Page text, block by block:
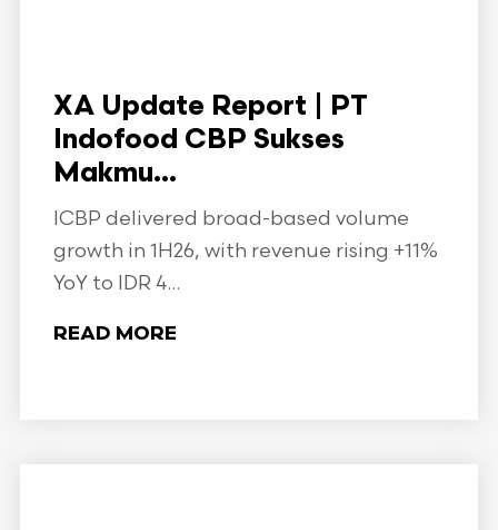
XA Update Report | PT
Indofood CBP Sukses
Makmu...
ICBP delivered broad-based volume
growth in 1H26, with revenue rising +11%
YoY to IDR 4...
READ MORE